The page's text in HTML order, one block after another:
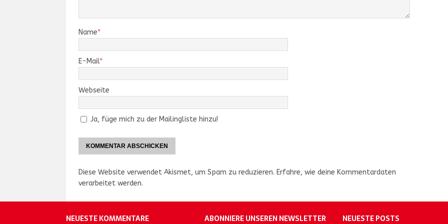
Name*
E-Mail*
Webseite
Ja, füge mich zu der Mailingliste hinzu!
Diese Website verwendet Akismet, um Spam zu reduzieren. Erfahre, wie deine Kommentardaten
verarbeitet werden.
NEUESTE KOMMENTARE ABONNIERE UNSEREN NEWSLETTER NEUESTE POSTS